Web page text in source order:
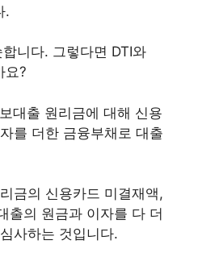
.
니다. 그렇다면 DTI와
요?
대출 원리금에 대해 신용
를 더한 금융부채로 대출
금의 신용카드 미결재액,
출의 원금과 이자를 다 더
사하는 것입니다.